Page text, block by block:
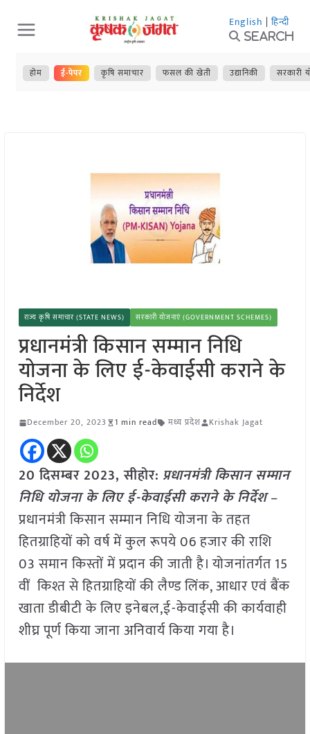
Skip
to
content
English | हिन्दी
Search
होम ई-पेपर कृषि समाचार फसल की खेती उद्यानिकी सरकारी
राज्य कृषि समाचार (STATE NEWS) सरकारी योजनाएं (GOVERNMENT SCHEMES)
प्रधानमंत्री किसान सम्मान निधि
योजना के लिए ई-केवाईसी कराने के
निर्देश
December 20, 2023 1 min read मध्य प्रदेश Krishak Jagat
20 दिसम्बर 2023,सीहोर: प्रधानमंत्री किसान सम्मान
निधि योजना के लिए ई-केवाईसी कराने के निर्देश–
प्रधानमंत्री किसान सम्मान निधि योजना के तहत
हितग्राहियों को वर्ष में कुल रूपये 06 हजार की राशि
03 समान किस्तों में प्रदान की जाती है। योजनांतर्गत 15
वीं किश्त से हितग्राहियों की लैण्ड लिंक, आधार एवं बैंक
खाता डीबीटी के लिए इनेबल,ई-केवाईसी की कार्यवाही
शीघ्र पूर्ण किया जाना अनिवार्य किया गया है।